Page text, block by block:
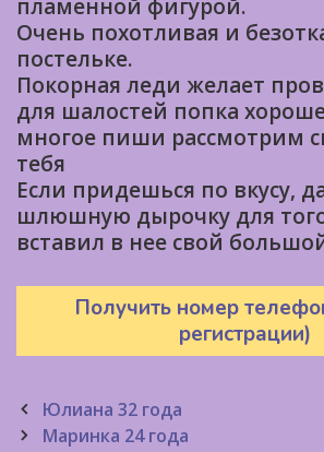
пламенной фигурой.
Очень похотливая и
постельке.
Покорная леди желает
для шалостей попка
многое пиши рассмотрим
тебя
Если придешься по вкусу,
шлюшную дырочку для
вставил в нее свой
Получить номер
регистрации)
Post
navigation
Юлиана 32 года
Маринка 24 года